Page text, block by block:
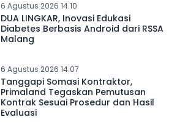
6 Agustus 2026 14.10
DUA LINGKAR, Inovasi Edukasi
Diabetes Berbasis Android dari RSSA
Malang
6 Agustus 2026 14.07
Tanggapi Somasi Kontraktor,
Primaland Tegaskan Pemutusan
Kontrak Sesuai Prosedur dan Hasil
Evaluasi